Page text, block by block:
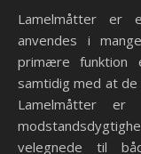
Lamelmåtter er
anvendes i
primære funktion
samtidig med at
Lamelmåtter
velegnede til